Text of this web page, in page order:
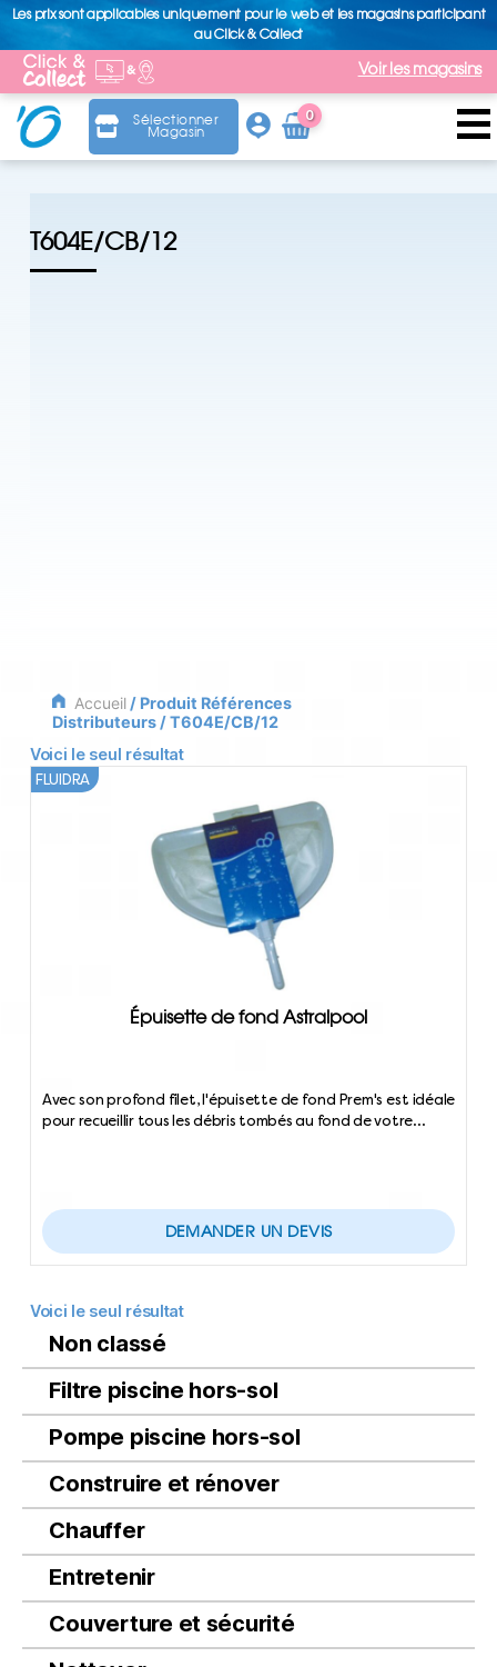
Les prix sont applicables uniquement pour le web et les magasins participant
au Click & Collect
Voir les magasins
Sélectionner
Magasin
0
Arti
cle
T604E/CB/12
Accueil/ Produit Références
Distributeurs / T604E/CB/12
Voici le seul résultat
Épuisette de fond Astralpool
FLUIDRA
Avec son profond filet, l'épuisette de fond Prem's est idéale
pour recueillir tous les débris tombés au fond de votre…
DEMANDER UN DEVIS
Voici le seul résultat
Non classé
Filtre piscine hors-sol
Pompe piscine hors-sol
Construire et rénover
Chauffer
Entretenir
Couverture et sécurité